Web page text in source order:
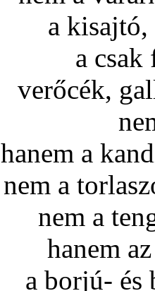
a
a
verőcék,
hanem a
nem a
nem a
hanem
a borjú- és